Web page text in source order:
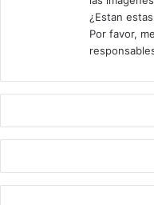
¿Estan
Por favor,